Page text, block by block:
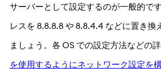
サーバーとして設定するのが一般的で
レスを 8.8.8.8 や 8.8.4.4 などに置き換
ましょう。各 OS での設定方法などの詳
を使用するようにネットワーク設定を